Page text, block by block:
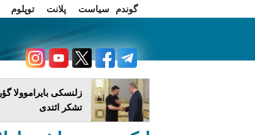
گوندم سیاست پلانت توپلوم
زلنسکی بایراموولا
تشکر ائتدی